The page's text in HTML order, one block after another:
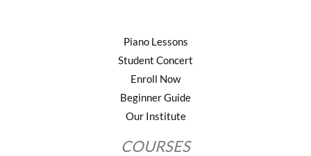
Piano Lessons
Student Concert
Enroll Now
Beginner Guide
Our Institute
COURSES